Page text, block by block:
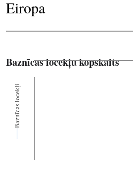
Eiropa
Baznīcas locekļu kopskaits
Baznīcas locekļi